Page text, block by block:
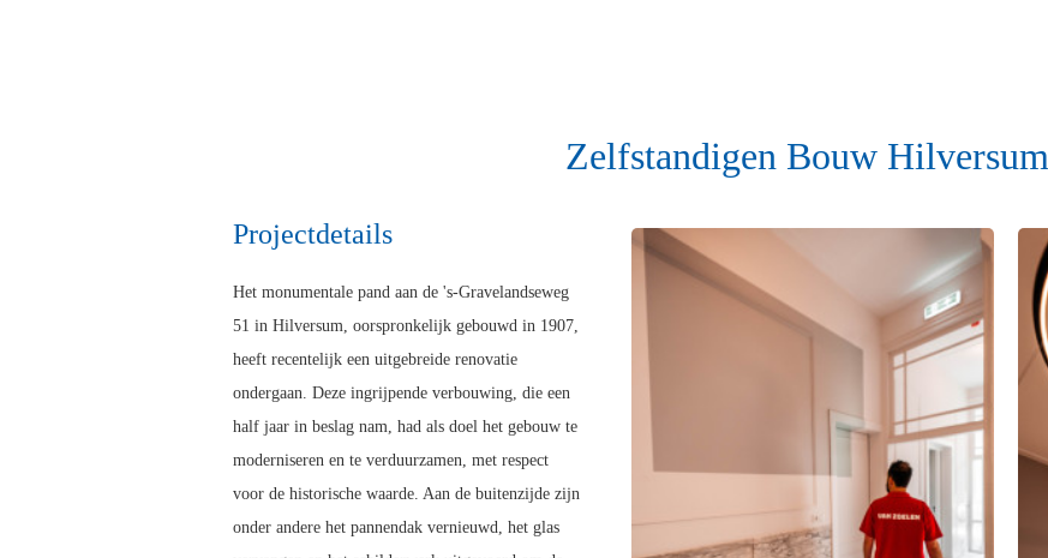
Zelfstandigen Bouw Hilversum
Projectdetails
Het monumentale pand aan de 's-Gravelandseweg
51 in Hilversum, oorspronkelijk gebouwd in 1907,
heeft recentelijk een uitgebreide renovatie
ondergaan. Deze ingrijpende verbouwing, die een
half jaar in beslag nam, had als doel het gebouw te
moderniseren en te verduurzamen, met respect
voor de historische waarde. Aan de buitenzijde zijn
onder andere het pannendak vernieuwd, het glas